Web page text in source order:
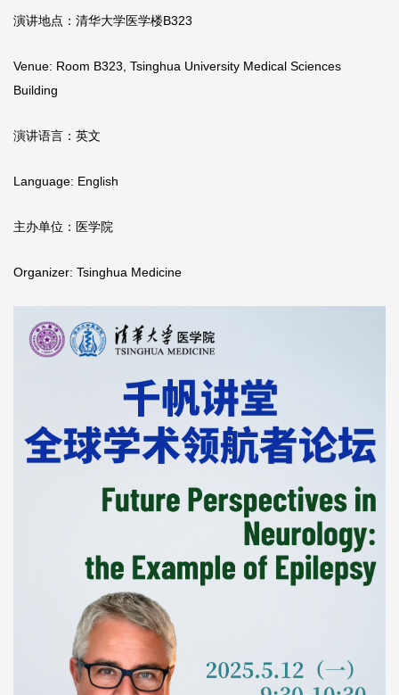
演讲地点：清华大学医学楼B323
Venue: Room B323, Tsinghua University Medical Sciences
Building
演讲语言：英文
Language: English
主办单位：医学院
Organizer: Tsinghua Medicine